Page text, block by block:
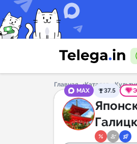
Главная Каталог
MAX
37.5